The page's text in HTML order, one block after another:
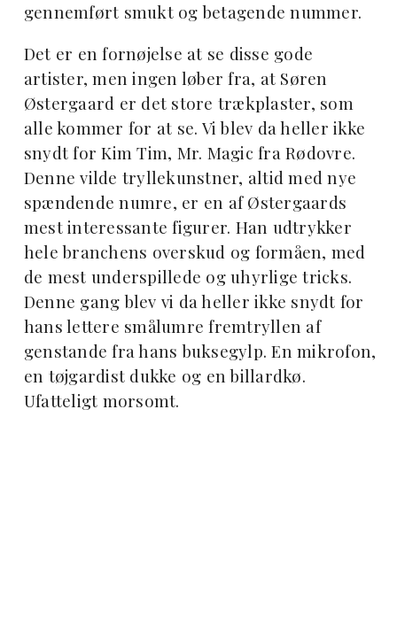
gennemført smukt og betagende nummer.
Det er en fornøjelse at se disse gode
artister, men ingen løber fra, at Søren
Østergaard er det store trækplaster, som
alle kommer for at se. Vi blev da heller ikke
snydt for Kim Tim, Mr. Magic fra Rødovre.
Denne vilde tryllekunstner, altid med nye
spændende numre, er en af Østergaards
mest interessante figurer. Han udtrykker
hele branchens overskud og formåen, med
de mest underspillede og uhyrlige tricks.
Denne gang blev vi da heller ikke snydt for
hans lettere smålumre fremtryllen af
genstande fra hans buksegylp. En mikrofon,
en tøjgardist dukke og en billardkø.
Ufatteligt morsomt.